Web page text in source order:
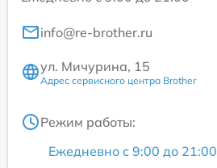
info@re-brother.ru
ул. Мичурина, 15
Адрес сервисного центра Brother
Режим работы:
Ежедневно с 9:00 до 21:00